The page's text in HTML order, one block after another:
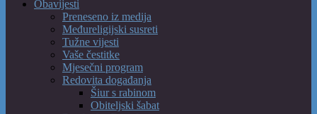
Obavijesti
Preneseno iz medija
Međureligijski susreti
Tužne vijesti
Vaše čestitke
Mjesečni program
Redovita događanja
Šiur s rabinom
Obiteljski šabat